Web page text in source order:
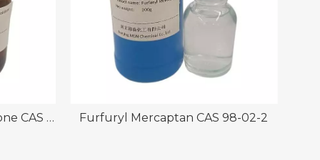
உயர் தூய்மை N-Vinylpyrrolidone CAS 88-12-0 பல்வேறு விவரக்குறிப்புகள் Furfuryl Mercaptan CAS 98-02-2